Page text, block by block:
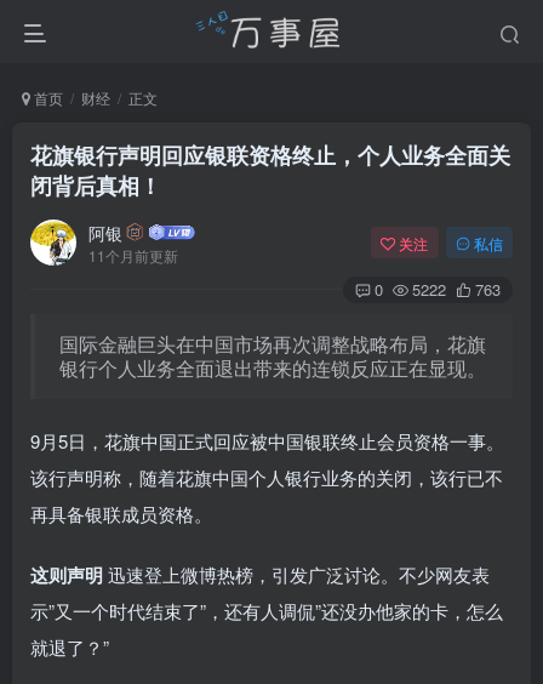
首页 财经 正文
花旗银行声明回应银联资格终止，个人业务全面关
闭背后真相！
阿银
11个月前更新
关注 私信
0 5222 763
国际金融巨头在中国市场再次调整战略布局，花旗
银行个人业务全面退出带来的连锁反应正在显现。
9月5日，花旗中国正式回应被中国银联终止会员资格一事。
该行声明称，随着花旗中国个人银行业务的关闭，该行已不
再具备银联成员资格。
这则声明迅速登上微博热榜，引发广泛讨论。不少网友表
示”又一个时代结束了”，还有人调侃”还没办他家的卡，怎么
就退了？”